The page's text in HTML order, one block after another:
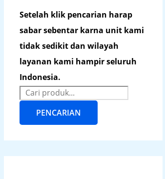
Setelah klik pencarian harap
sabar sebentar karna unit kami
tidak sedikit dan wilayah
layanan kami hampir seluruh
Indonesia.
PENCARIAN